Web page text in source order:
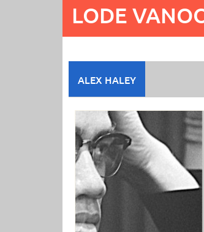
LODE
ALEX HALEY